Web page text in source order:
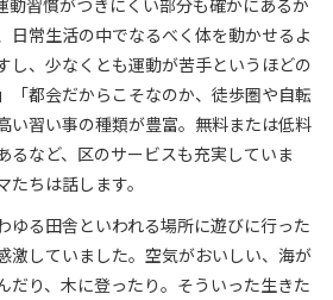
日常生活の中でなるべく体を動かせるよ
し、少なくとも運動が苦手というほどの
「都会だからこそなのか、徒歩圏や自転
い習い事の種類が豊富。無料または低料
るなど、区のサービスも充実していま
ちは話します。
ゆる田舎といわれる場所に遊びに行った
激していました。空気がおいしい、海が
だり、木に登ったり。そういった生きた